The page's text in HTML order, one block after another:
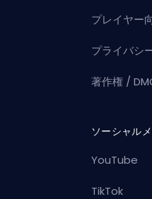
プレイヤー
プライバシ
著作権 /
ソーシャル
YouTube
TikTok